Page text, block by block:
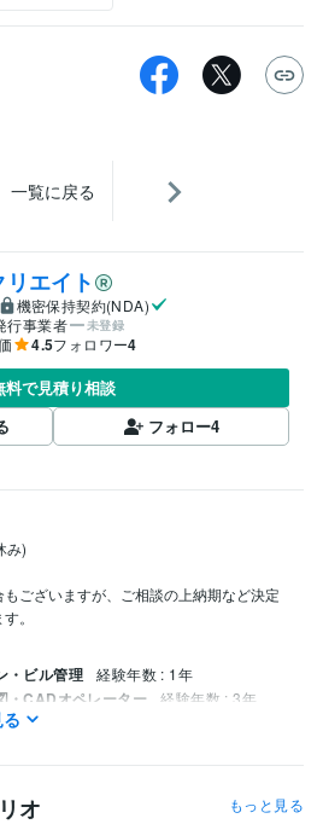
一覧に戻る
エイト
機密保持契約(NDA)
行事業者
未登録
4.5フォロワー4
料で見積り相談
フォロー4
み)
ございますが、ご相談の上納期など決定
。
・ビル管理 経験年数 : 1年
・CADオペレーター 経験年数 : 3年
の他
くん
オ もっと見る